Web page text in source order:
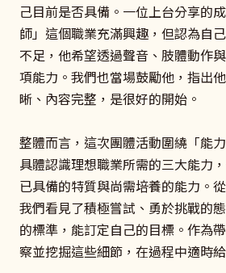
己目前是否具備。一位上台分享的
師」這個職業充滿興趣，但認為自
不足，他希望透過聲音、肢體動作
項能力。我們也當場鼓勵他，指出
晰、內容完整，是很好的開始。
整體而言，這次團體活動圍繞「能
具體認識理想職業所需的三大能力
已具備的特質與尚需培養的能力。
我們看見了積極嘗試、勇於挑戰的
的標準，能訂定自己的目標。作為
察並挖掘這些細節，在過程中適時